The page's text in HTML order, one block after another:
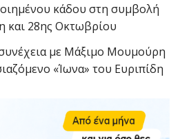
κάδου στη συμβολή
28ης Οκτωβρίου
με Μάξιμο Μουμούρη
«Ίωνα» του Ευριπίδη